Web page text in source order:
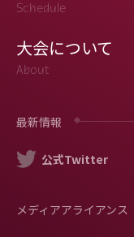
Schedule
大会について
About
最新情報
公式Twitter
メディアアライアンス